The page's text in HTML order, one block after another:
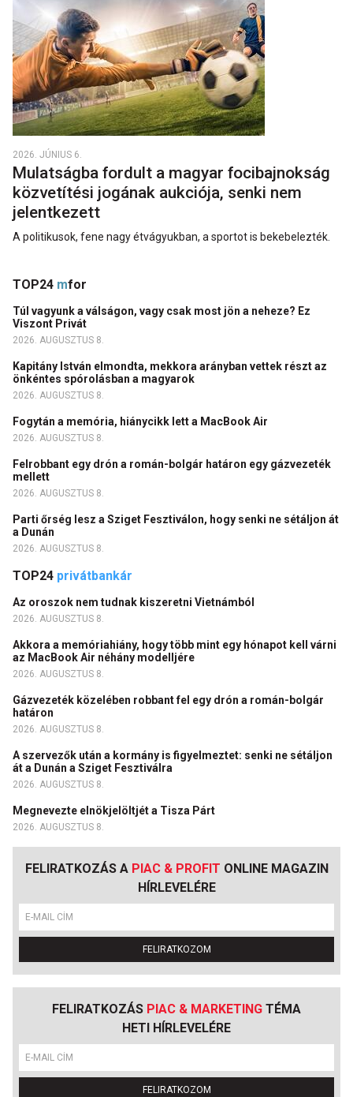
2026. JÚNIUS 6.
Mulatságba fordult a magyar focibajnokság
közvetítési jogának aukciója, senki nem
jelentkezett
A politikusok, fene nagy étvágyukban, a sportot is bekebelezték.
TOP24 mfor
Túl vagyunk a válságon, vagy csak most jön a neheze? Ez
Viszont Privát
2026. AUGUSZTUS 8.
Kapitány István elmondta, mekkora arányban vettek részt az
önkéntes spórolásban a magyarok
2026. AUGUSZTUS 8.
Fogytán a memória, hiánycikk lett a MacBook Air
2026. AUGUSZTUS 8.
Felrobbant egy drón a román-bolgár határon egy gázvezeték
mellett
2026. AUGUSZTUS 8.
Parti őrség lesz a Sziget Fesztiválon, hogy senki ne sétáljon át
a Dunán
2026. AUGUSZTUS 8.
TOP24 privátbankár
Az oroszok nem tudnak kiszeretni Vietnámból
2026. AUGUSZTUS 8.
Akkora a memóriahiány, hogy több mint egy hónapot kell várni
az MacBook Air néhány modelljére
2026. AUGUSZTUS 8.
Gázvezeték közelében robbant fel egy drón a román-bolgár
határon
2026. AUGUSZTUS 8.
A szervezők után a kormány is figyelmeztet: senki ne sétáljon
át a Dunán a Sziget Fesztiválra
2026. AUGUSZTUS 8.
Megnevezte elnökjelöltjét a Tisza Párt
2026. AUGUSZTUS 8.
FELIRATKOZÁS A PIAC & PROFIT ONLINE MAGAZIN
HÍRLEVELÉRE
FELIRATKOZOM
FELIRATKOZÁS PIAC & MARKETING TÉMA
HETI HÍRLEVELÉRE
FELIRATKOZOM